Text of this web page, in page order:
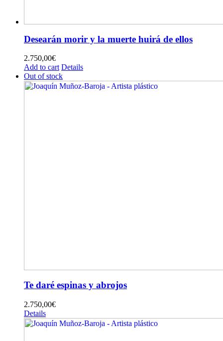
Desearán morir y la muerte huirá de ellos
2.750,00€
Add to cart Details
Out of stock
Te daré espinas y abrojos
2.750,00€
Details